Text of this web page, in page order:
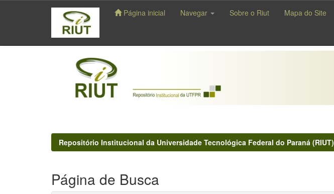
navigation
Página inicial Navegar Sobre o Riut Mapa do Site
Repositório Institucional da Universidade Tecnológica Federal do Paraná (RIUT)
Página de Busca